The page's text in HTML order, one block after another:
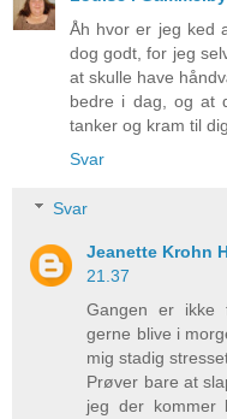
Åh hvor er jeg ked
dog godt, for jeg
at skulle have
bedre i dag, og at
tanker og kram til
Svar
Svar
Jeanette Krohn
21.37
Gangen er ikke
gerne blive i
mig stadig
Prøver bare at
jeg der kommer